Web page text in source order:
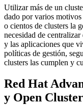
Utilizar más de un
dado por varios motivos
o cientos de clusters la
necesidad de
y las aplicaciones que
políticas de gestión,
clusters las cumplen y
Red Hat
y Open